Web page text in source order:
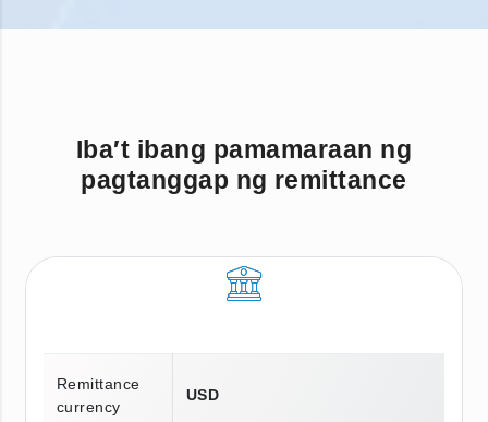
Iba′t ibang pamamaraan ng
pagtanggap ng remittance
Remittance
currency
USD